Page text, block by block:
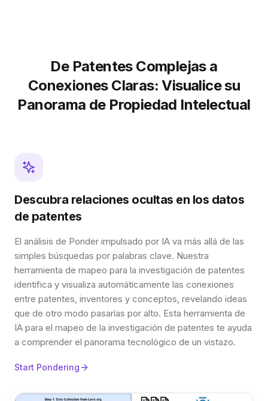
De Patentes Complejas a
Conexiones Claras: Visualice su
Panorama de Propiedad Intelectual
Descubra relaciones ocultas en los datos
de patentes
El análisis de Ponder impulsado por IA va más allá de las
simples búsquedas por palabras clave. Nuestra
herramienta de mapeo para la investigación de patentes
identifica y visualiza automáticamente las conexiones
entre patentes, inventores y conceptos, revelando ideas
que de otro modo pasarías por alto. Esta herramienta de
IA para el mapeo de la investigación de patentes te ayuda
a comprender el panorama tecnológico de un vistazo.
Start Pondering